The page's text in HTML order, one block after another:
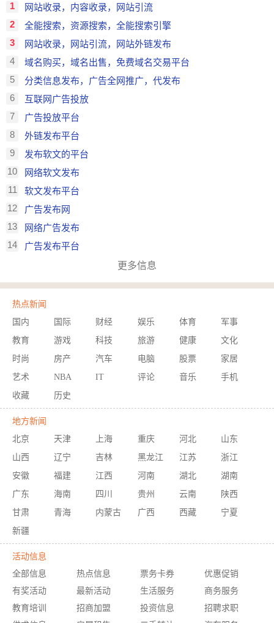
1 网站收录，内容收录，网站引流
2 全能搜索，资源搜索，全能搜索引擎
3 网站收录，网站引流，网站外链发布
4 域名购买，域名出售，免费域名交易平台
5 分类信息发布，广告全网推广，代发布
6 互联网广告投放
7 广告投放平台
8 外链发布平台
9 发布软文的平台
10 网络软文发布
11 软文发布平台
12 广告发布网
13 网络广告发布
14 广告发布平台
更多信息
热点新闻
国内 国际 财经 娱乐 体育
军事
教育
游戏 科技 旅游 健康
文化
时尚
房产 汽车 电脑 股票
家居
艺术
NBA IT 评论 音乐
手机
收藏
历史
地方新闻
北京 天津 上海 重庆 河北
山东
山西
辽宁 吉林 黑龙江 江苏
浙江
安徽
福建 江西 河南 湖北
湖南
广东
海南 四川 贵州 云南
陕西
甘肃
青海 内蒙古 广西 西藏
宁夏
新疆
活动信息
全部信息 热点信息 票务卡券
优惠促销
有奖活动
最新活动 生活服务
商务服务
教育培训
招商加盟 投资信息
招聘求职